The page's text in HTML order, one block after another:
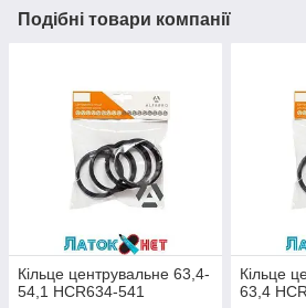
Подібні товари компанії
Кільце центрувальне 63,4-
54,1 HCR634-541
Кільце
63,4